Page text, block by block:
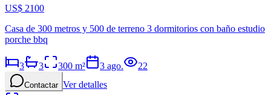
US$ 2100
Casa de 300 metros y 500 de terreno 3 dormitorios con baño estudio
porche bbq
3 3 300 m² 3 ago. 22
Contactar Ver detalles